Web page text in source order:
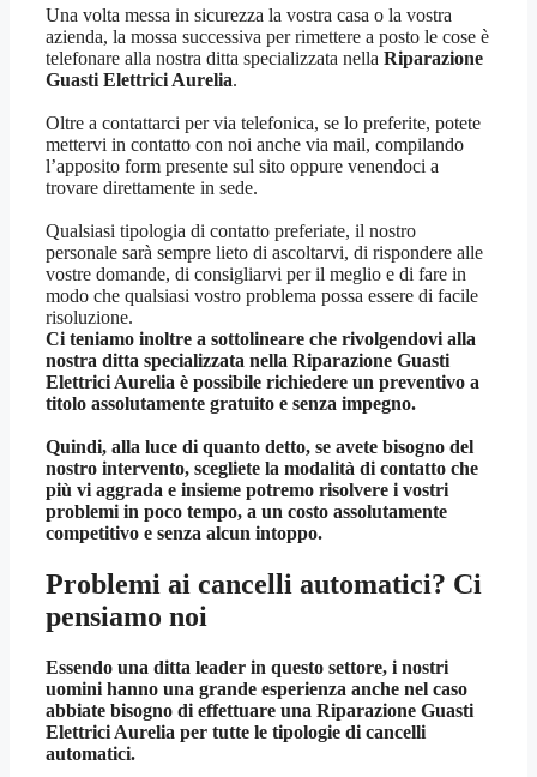
Una volta messa in sicurezza la vostra casa o la vostra
azienda, la mossa successiva per rimettere a posto le cose è
telefonare alla nostra ditta specializzata nella Riparazione
Guasti Elettrici Aurelia.
Oltre a contattarci per via telefonica, se lo preferite, potete
mettervi in contatto con noi anche via mail, compilando
l’apposito form presente sul sito oppure venendoci a
trovare direttamente in sede.
Qualsiasi tipologia di contatto preferiate, il nostro
personale sarà sempre lieto di ascoltarvi, di rispondere alle
vostre domande, di consigliarvi per il meglio e di fare in
modo che qualsiasi vostro problema possa essere di facile
risoluzione.
Ci teniamo inoltre a sottolineare che rivolgendovi alla
nostra ditta specializzata nella Riparazione Guasti
Elettrici Aurelia è possibile richiedere un preventivo a
titolo assolutamente gratuito e senza impegno.
Quindi, alla luce di quanto detto, se avete bisogno del
nostro intervento, scegliete la modalità di contatto che
più vi aggrada e insieme potremo risolvere i vostri
problemi in poco tempo, a un costo assolutamente
competitivo e senza alcun intoppo.
Problemi ai cancelli automatici? Ci
pensiamo noi
Essendo una ditta leader in questo settore, i nostri
uomini hanno una grande esperienza anche nel caso
abbiate bisogno di effettuare una Riparazione Guasti
Elettrici Aurelia per tutte le tipologie di cancelli
automatici.